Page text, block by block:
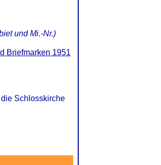
und Mi.-Nr.)
Briefmarken 1951
Schlosskirche